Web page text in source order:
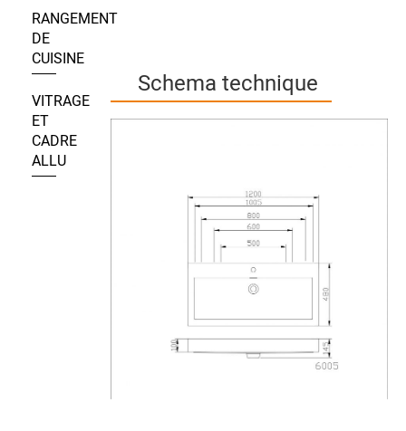
RANGEMENT
DE
CUISINE
VITRAGE
ET
CADRE
ALLU
Schema technique